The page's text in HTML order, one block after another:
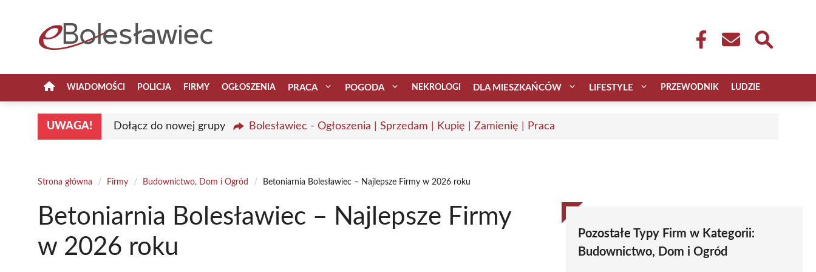
WIADOMOŚCI POLICJA FIRMY OGŁOSZENIA PRACA POGODA NEKROLOGI DLA MIESZKAŃCÓW LIFESTYLE PRZEWODNIK LUDZIE
UWAGA! Dołącz do nowej grupy Bolesławiec - Ogłoszenia | Sprzedam | Kupię | Zamienię | Praca
Strona główna / Firmy / Budownictwo, Dom i Ogród / Betoniarnia Bolesławiec – Najlepsze Firmy w 2026 roku
Betoniarnia Bolesławiec – Najlepsze Firmy
w 2026 roku
Pozostałe Typy Firm w Kategorii:
Budownictwo, Dom i Ogród